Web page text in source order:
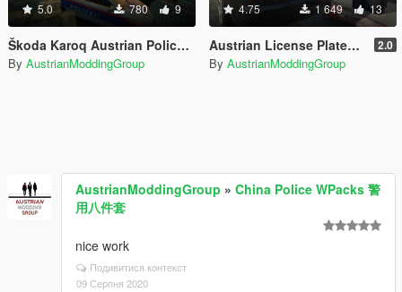
5.0 780 9
Škoda Karoq Austrian Police | ÖSTERREICH
By AustrianModdingGroup
4.75 1 649 13
Austrian License Plates | Österreich 2.0
By AustrianModdingGroup
AustrianModdingGroup » China Police WPacks 警
用八件套
nice work
Подивитися контекст
09 Серпня 2020